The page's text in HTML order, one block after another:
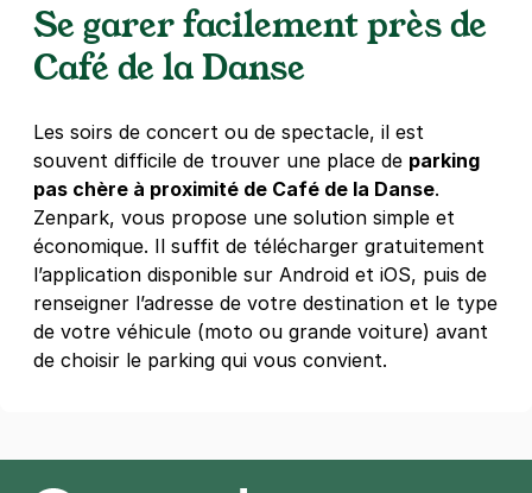
+ Abonnements disponibles
Paris - Bastille - boulevard Bourdon
23 ter boulevard Bourdon
75004 Paris
4 €/heure,32 €/jour,100 €/semaine(tarifs dégressifs)
Réserver
Paris - Gare de Lyon - SAEMES
4,5(339 avis)
Se garer facilement près de
Café de la Danse
Les soirs de concert ou de spectacle, il est
souvent difficile de trouver une place de parking
pas chère à proximité de Café de la Danse.
Zenpark, vous propose une solution simple et
économique. Il suffit de télécharger gratuitement
l’application disponible sur Android et iOS, puis de
renseigner l’adresse de votre destination et le type
de votre véhicule (moto ou grande voiture) avant
de choisir le parking qui vous convient.